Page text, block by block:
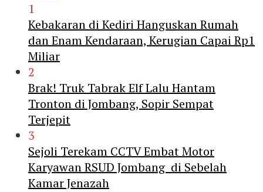
1
Kebakaran di Kediri Hanguskan Rumah
dan Enam Kendaraan, Kerugian Capai Rp1
Miliar
2
Brak! Truk Tabrak Elf Lalu Hantam
Tronton di Jombang, Sopir Sempat
Terjepit
3
Sejoli Terekam CCTV Embat Motor
Karyawan RSUD Jombang di Sebelah
Kamar Jenazah